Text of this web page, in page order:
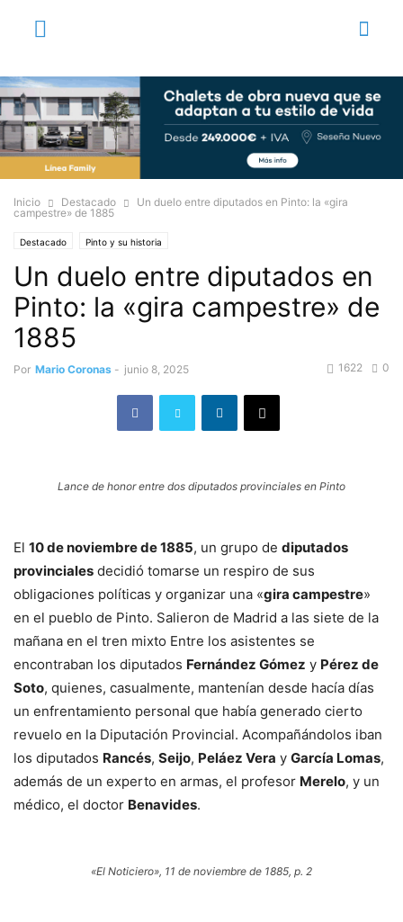
Inicio Destacado
Un duelo entre diputados en Pinto: la «gira
campestre» de 1885
Destacado Pinto y su historia
Un duelo entre diputados en
Pinto: la «gira campestre» de
1885
Por Mario Coronas - junio 8, 2025 0
1622
Lance de honor entre dos diputados provinciales en Pinto
El 10 de noviembre de 1885, un grupo de diputados
provinciales decidió tomarse un respiro de sus
obligaciones políticas y organizar una «gira campestre»
en el pueblo de Pinto. Salieron de Madrid a las siete de la
mañana en el tren mixto Entre los asistentes se
encontraban los diputados Fernández Gómez y Pérez de
Soto, quienes, casualmente, mantenían desde hacía días
un enfrentamiento personal que había generado cierto
revuelo en la Diputación Provincial. Acompañándolos iban
los diputados Rancés, Seijo, Peláez Vera y García Lomas,
además de un experto en armas, el profesor Merelo, y un
médico, el doctor Benavides.
«El Noticiero», 11 de noviembre de 1885, p. 2